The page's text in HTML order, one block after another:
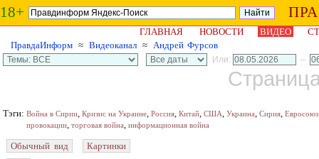
18+
ГЛАВНАЯ НОВОСТИ ВИДЕО
ПравдаИнформ ≈ Видеоканал ≈ Андрей Фурсов
Или: –
Тэги: Война в Сирии, Кризис на Украине, Россия, Китай, США, Украина, Сирия, Евросоюз
провокации, торговая война, информационная война
Обычный вид
Картинки